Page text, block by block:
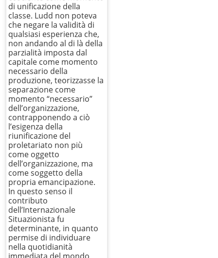
di unificazione della
classe. Ludd non poteva
che negare la validità di
qualsiasi esperienza che,
non andando al di là della
parzialità imposta dal
capitale come momento
necessario della
produzione, teorizzasse la
separazione come
momento “necessario”
dell’organizzazione,
contrapponendo a ciò
l’esigenza della
riunificazione del
proletariato non più
come oggetto
dell’organizzazione, ma
come soggetto della
propria emancipazione.
In questo senso il
contributo
dell’Internazionale
Situazionista fu
determinante, in quanto
permise di individuare
nella quotidianità